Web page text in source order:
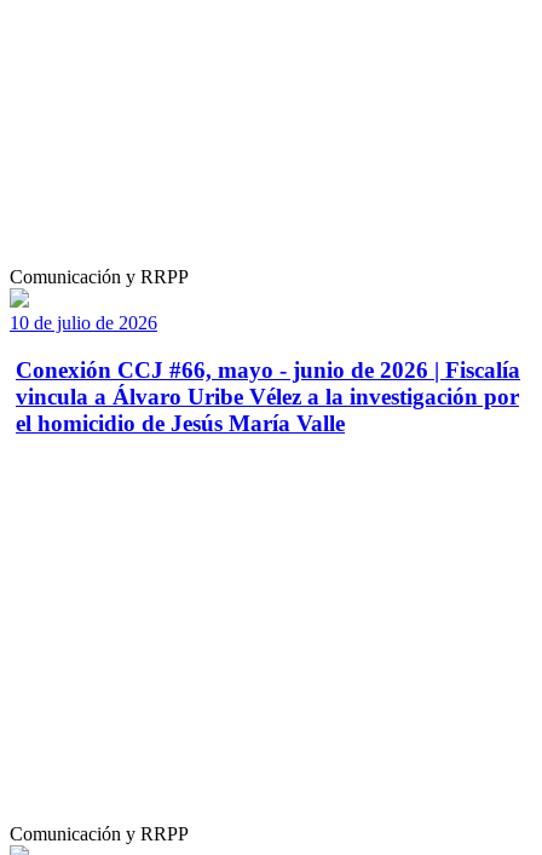
Comunicación y RRPP
10 de julio de 2026
Conexión CCJ #66, mayo - junio de 2026 | Fiscalía
vincula a Álvaro Uribe Vélez a la investigación por
el homicidio de Jesús María Valle
Comunicación y RRPP